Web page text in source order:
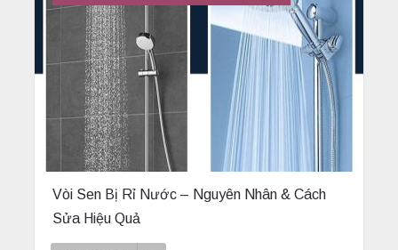
Vòi Sen Bị Rỉ Nước – Nguyên Nhân & Cách
Sửa Hiệu Quả